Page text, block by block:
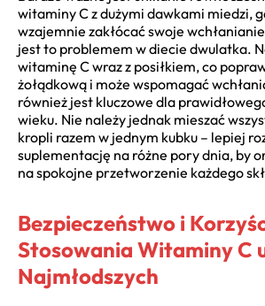
witaminy C z dużymi dawkami miedzi,
wzajemnie zakłócać swoje
jest to problemem w diecie dwulatka.
witaminę C wraz z posiłkiem, co
żołądkową i może wspomagać
również jest kluczowe dla
wieku. Nie należy jednak mieszać
kropli razem w jednym kubku – lepiej
suplementację na różne pory dnia, by
na spokojne przetworzenie każdego
Bezpieczeństwo i
Stosowania Witaminy C
Najmłodszych